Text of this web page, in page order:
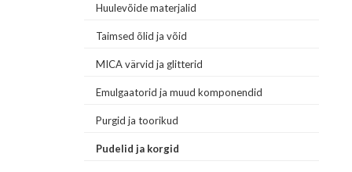
Huulevõide materjalid
Taimsed õlid ja võid
MICA värvid ja glitterid
Emulgaatorid ja muud komponendid
Purgid ja toorikud
Pudelid ja korgid